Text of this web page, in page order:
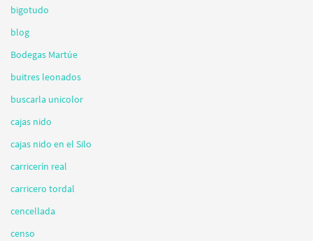
bigotudo
blog
Bodegas Martúe
buitres leonados
buscarla unicolor
cajas nido
cajas nido en el Silo
carricerín real
carricero tordal
cencellada
censo